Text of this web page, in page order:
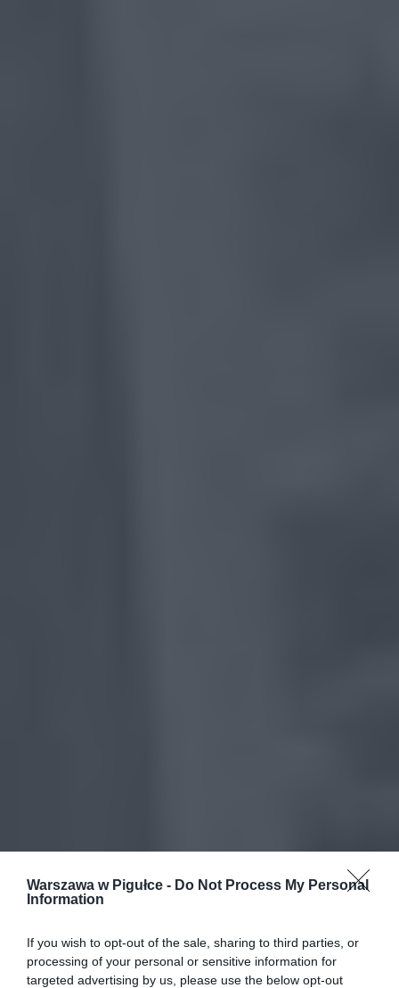
Warszawa w Pigułce - Do Not Process My Personal
Information
If you wish to opt-out of the sale, sharing to third parties, or
processing of your personal or sensitive information for
targeted advertising by us, please use the below opt-out